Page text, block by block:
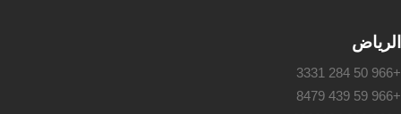
الرياض
+966 50 284 3331
+966 59 439 8479